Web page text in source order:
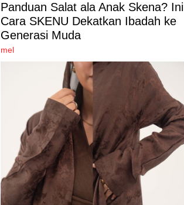
Panduan Salat ala Anak Skena? Ini
Cara SKENU Dekatkan Ibadah ke
Generasi Muda
mel